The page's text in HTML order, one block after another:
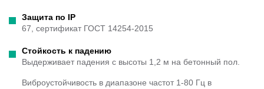
Защита по IP
67, сертификат ГОСТ 14254-2015
Стойкость к падению
Выдерживает падения с высоты 1,2 м на бетонный пол.
Виброустойчивость в диапазоне частот 1-80 Гц в